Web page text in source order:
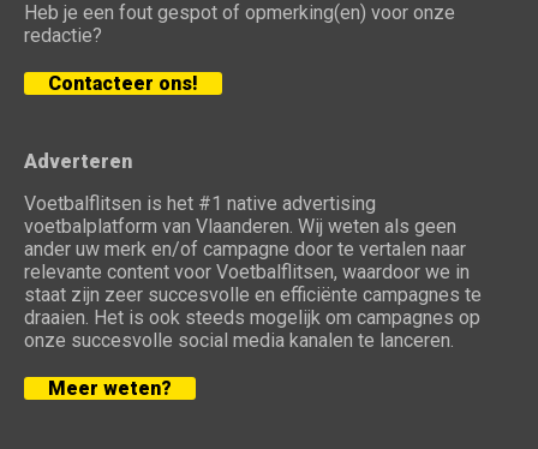
Heb je een fout gespot of opmerking(en) voor onze
redactie?
Contacteer ons!
Adverteren
Voetbalflitsen is het #1 native advertising
voetbalplatform van Vlaanderen. Wij weten als geen
ander uw merk en/of campagne door te vertalen naar
relevante content voor Voetbalflitsen, waardoor we in
staat zijn zeer succesvolle en efficiënte campagnes te
draaien. Het is ook steeds mogelijk om campagnes op
onze succesvolle social media kanalen te lanceren.
Meer weten?